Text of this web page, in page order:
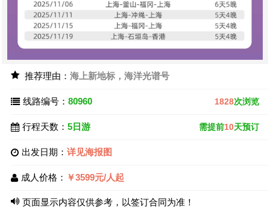
推荐理由： 海上新地标，海洋光谱号
线路编号： 80960 1828次浏览
行程天数： 5日游 需提前10天预订
出发日期： 详见海报图
成人价格： ￥3599元/人起
页面显示内容仅供参考，以签订合同为准！